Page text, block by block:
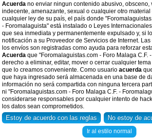
Acuerda no enviar ningun contenido abusivo, obsceno,
indecente, amenazante, sexual o cualquier otro
cualquier ley de su país, el país donde
- Foromalaguista" está instalado o Leyes
que sea inmediata y permanentemente expulsado y, si
notificación a su Proveedor de Servicios de Internet.
los envíos son registradas como ayuda para reforzar
Acuerda que "Foromalaguistas.com - Foro Malaga C.F.
derecho a eliminar, editar, mover o cerrar cualquier
que lo creamos conveniente. Como usuario acuerda
que haya ingresado será almacenada en una base de
información no será compartida con ninguna tercera
ni "Foromalaguistas.com - Foro Malaga C.F. -
considerarse responsables por cualquier intento de
los datos sean comprometidos.
Ir al estilo normal